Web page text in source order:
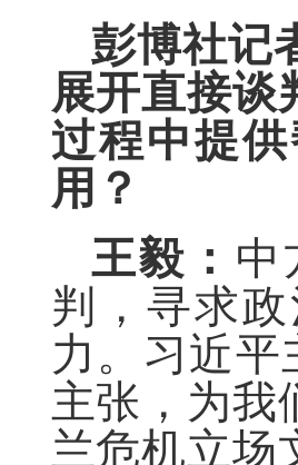
彭博社记
展开直接谈
过程中提
用？
王毅： 中
判，寻求
力。习近平
主张，为我
兰危机立场